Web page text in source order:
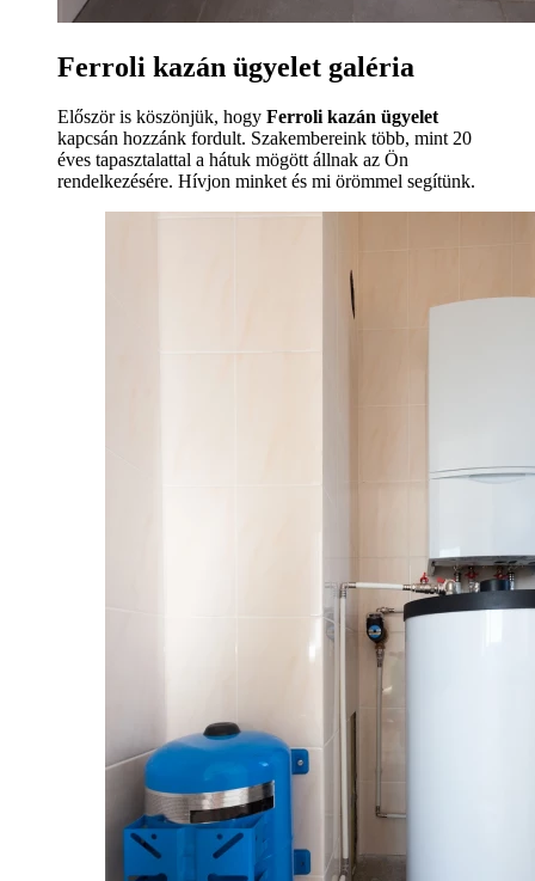
Ferroli kazán ügyelet galéria
Először is köszönjük, hogy Ferroli kazán ügyelet
kapcsán hozzánk fordult. Szakembereink több, mint 20
éves tapasztalattal a hátuk mögött állnak az Ön
rendelkezésére. Hívjon minket és mi örömmel segítünk.